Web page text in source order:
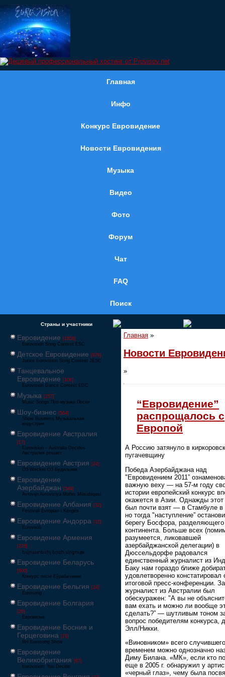
Главная
Инфо
Конкурс Евровидение
Новости Евровидения
Музыка
Видео
Фото
Форум
Чат
FAQ
Поиск
Страны и участники
Евровидение [1858]
Eurovision Song Contest ESC
Детское Евровидение [878]
Junior Eurovision Song Contest JESC
Танцевальное
Евровидение [106]
Eurovision Dance Contest EDC
Музыка [257]
Music Songs Поп-музыка Песни
Шоу-бизнес [564]
Show Business Музыкальная
индустрия
Евровидение Австралия
[17]
Eurovision – Australia Decides
Австралия решает
Евровидение Австрия [24]
Ö3-Wecker Ö3 Будильник
Евровидение
Азербайджан [549]
Avrovijn Avroviziya Mahnı Müsabiqəsi
Евровидение Албания [32]
Festivali Evropian i Këngës
Евровидение Андорра [15]
Eurovisió
Евровидение Армения
[228]
Եվրատեսիլ երգի մրցույթ
Евровидение Беларусь
[600]
Конкурс песні Еўрабачанне
Евровидение Бельгия [24]
Eurosong
Евровидение Болгария
[26]
Евровизия
Евровидение Босния и
Герцеговина [21]
BH Eurosong Show
Евровидение
Великобритания [67]
Eurovision: You Decide
Главная »
Новости
»
“Евровидение”
распрощалось с
Европой
А Россию затянуло в
пугачевщину
Победа Азербайджана над
"Евровидением 2011”
важную веху — на 57-м году
истории европейский конкурс
окажется в Азии. Однажды
был почти взят — в Стамбуле в
но тогда "наступление”
берегу Босфора,
континента. Больше всех
разумеется, ликовавшей
азербайджанской делегации) в
Дюссельдорфе радовался
единственный журналист из
Баку нам гораздо ближе
удовлетворенно констатировал
итоговой пресс-конференции.
журналист из Австралии был
обескуражен: "А вы не
вам ехать и можно ли вообще
сделать?” — шутливым тоном
вопрос победителям конкурса,
Элл/Никки.
«Виновником» всего
временем можно однозначно
Диму Билана. «МК», если кто
еще в 2005 г. обнаружил у
«черный глаз», чему была